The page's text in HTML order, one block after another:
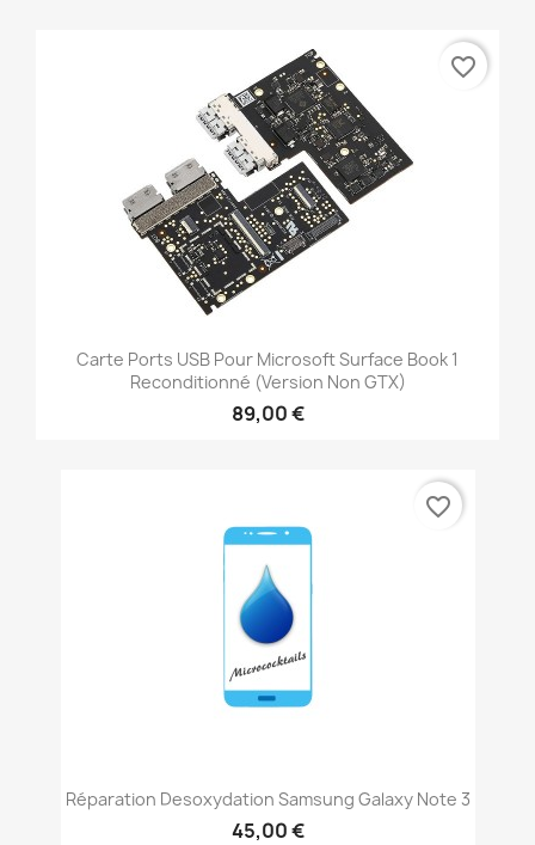
Carte Ports USB Pour Microsoft Surface Book 1
Reconditionné (Version Non GTX)
89,00 €
favorite_border
Réparation Desoxydation Samsung Galaxy Note 3
45,00 €
favorite_border